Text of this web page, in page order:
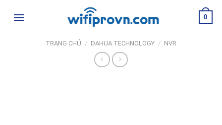
0
TRANG CHỦ / DAHUA TECHNOLOGY / NVR